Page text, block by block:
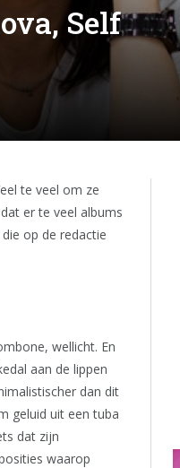
Self
te veel om ze
er te veel albums
op de redactie
wellicht. En
aan de lippen
dan dit
geluid uit een tuba
dat zijn
waarop